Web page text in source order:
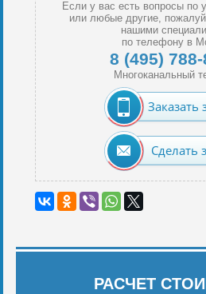
Если у вас есть вопросы по
или любые другие,
нашими
по телефону в
8 (495)
Многоканальный
Заказать
Сделать
РАСЧЕТ